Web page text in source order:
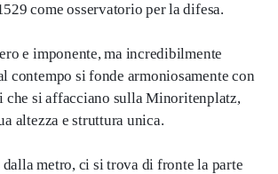
come osservatorio per la difesa.
e imponente, ma incredibilmente
contempo si fonde armoniosamente con
che si affacciano sulla Minoritenplatz,
altezza e struttura unica.
metro, ci si trova di fronte la parte